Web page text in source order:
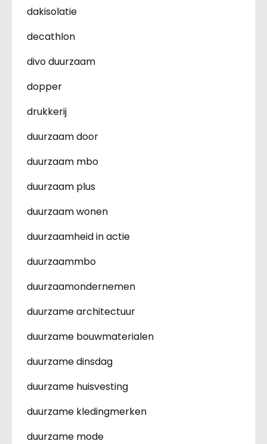
dakisolatie
decathlon
divo duurzaam
dopper
drukkerij
duurzaam door
duurzaam mbo
duurzaam plus
duurzaam wonen
duurzaamheid in actie
duurzaammbo
duurzaamondernemen
duurzame architectuur
duurzame bouwmaterialen
duurzame dinsdag
duurzame huisvesting
duurzame kledingmerken
duurzame mode